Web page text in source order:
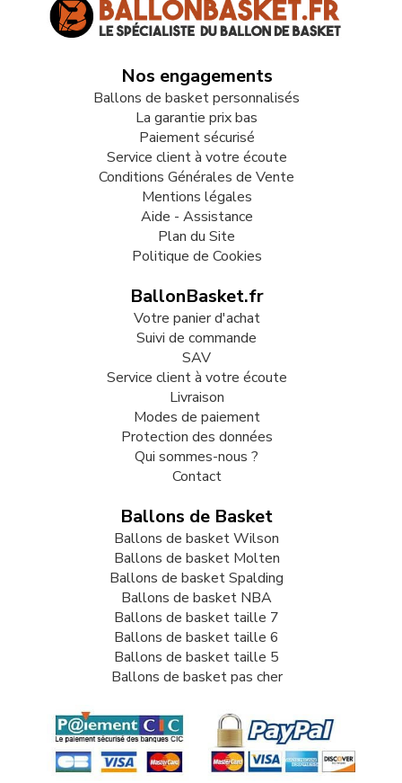
Nos engagements
Ballons de basket personnalisés
La garantie prix bas
Paiement sécurisé
Service client à votre écoute
Conditions Générales de Vente
Mentions légales
Aide - Assistance
Plan du Site
Politique de Cookies
BallonBasket.fr
Votre panier d'achat
Suivi de commande
SAV
Service client à votre écoute
Livraison
Modes de paiement
Protection des données
Qui sommes-nous ?
Contact
Ballons de Basket
Ballons de basket Wilson
Ballons de basket Molten
Ballons de basket Spalding
Ballons de basket NBA
Ballons de basket taille 7
Ballons de basket taille 6
Ballons de basket taille 5
Ballons de basket pas cher